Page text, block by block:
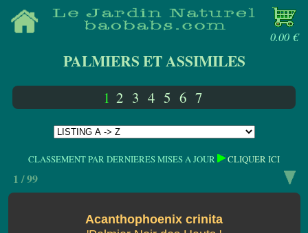
0.00 €
PALMIERS ET ASSIMILES
1 2 3 4 5 6 7
CLASSEMENT PAR DERNIERES MISES A JOUR CLIQUER ICI
1 / 99
Acanthophoenix crinita